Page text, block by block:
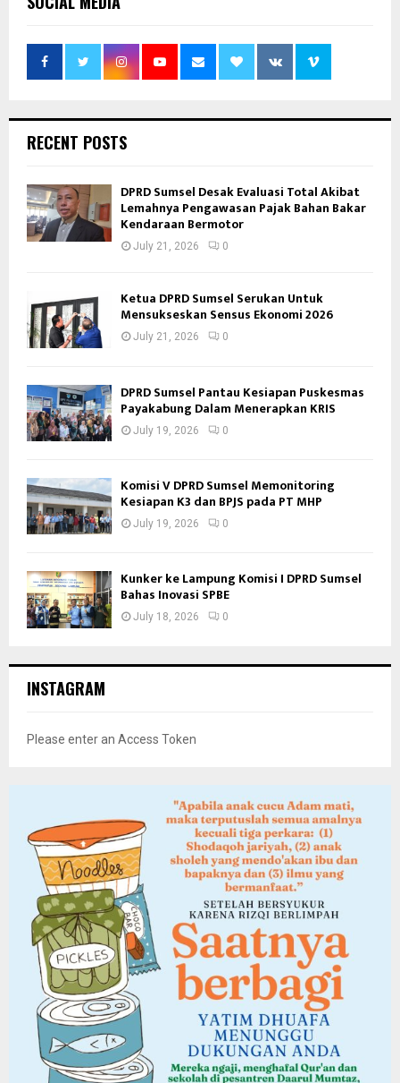
RECENT POSTS
DPRD Sumsel Desak Evaluasi Total Akibat
Lemahnya Pengawasan Pajak Bahan Bakar
Kendaraan Bermotor
July 21, 2026 0
Ketua DPRD Sumsel Serukan Untuk
Mensukseskan Sensus Ekonomi 2026
July 21, 2026 0
DPRD Sumsel Pantau Kesiapan Puskesmas
Payakabung Dalam Menerapkan KRIS
July 19, 2026 0
Komisi V DPRD Sumsel Memonitoring
Kesiapan K3 dan BPJS pada PT MHP
July 19, 2026 0
Kunker ke Lampung Komisi I DPRD Sumsel
Bahas Inovasi SPBE
July 18, 2026 0
INSTAGRAM
Please enter an Access Token